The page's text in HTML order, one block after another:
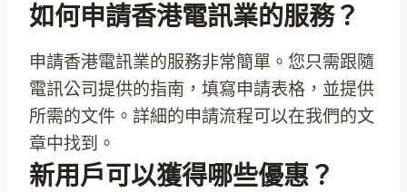
如何申請香港電訊業的服務？
申請香港電訊業的服務非常簡單。您只需跟隨
電訊公司提供的指南，填寫申請表格，並提供
所需的文件。詳細的申請流程可以在我們的文
章中找到。
新用戶可以獲得哪些優惠？